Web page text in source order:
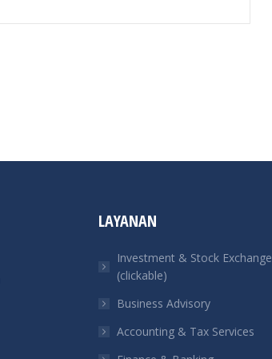
LAYANAN
Investment & Stock Exchange
(clickable)
Business Advisory
Accounting & Tax Services